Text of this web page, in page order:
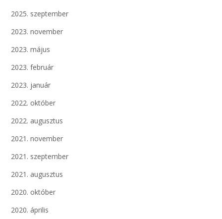
2025. szeptember
2023. november
2023. május
2023. február
2023. január
2022. október
2022. augusztus
2021. november
2021. szeptember
2021. augusztus
2020. október
2020. április